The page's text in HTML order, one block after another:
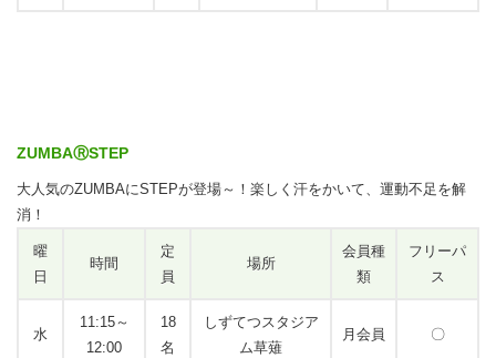
ZUMBAⓇSTEP
大人気のZUMBAにSTEPが登場～！楽しく汗をかいて、運動不足を解
消！
曜
日
時間
定
員
場所
会員種
類
フリーパ
ス
水
11:15～
12:00
18
名
しずてつスタジア
ム草薙
月会員 〇